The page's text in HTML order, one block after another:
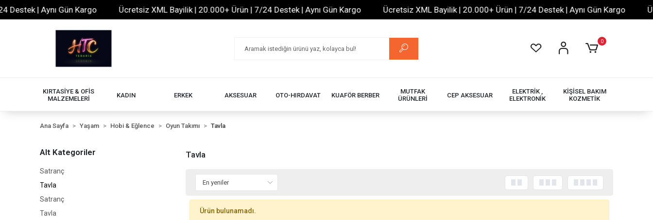
| Aynı Gün Kargo Ücretsiz XML Bayilik | 20.000+ Ürün | 7/24 Destek | Aynı Gün Kargo Ücretsiz XML Bayilik | 20.000+ Ürün | 7/24 Destek | Aynı Gün Kargo
0
KIRTASİYE & OFİS
MALZEMELERİ
KADIN ERKEK AKSESUAR OTO-HIRDAVAT KUAFÖR BERBER
MUTFAK
ÜRÜNLERİ
CEP AKSESUAR
ELEKTRİK ,
ELEKTRONİK
KİŞİSEL BAKIM
KOZMETİK
Ana Sayfa Yaşam Hobi & Eğlence Oyun Takımı Tavla
Alt Kategoriler
Satranç
Tavla
Satranç
Tavla
Tavla
Ürün bulunamadı.